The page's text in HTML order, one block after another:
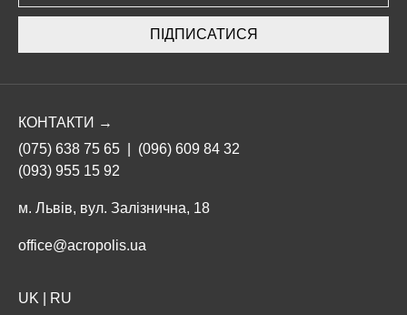
ПІДПИСАТИСЯ
КОНТАКТИ →
(075) 638 75 65
(096) 609 84 32
(093) 955 15 92
м. Львів, вул. Залізнична, 18
office@acropolis.ua
UK RU